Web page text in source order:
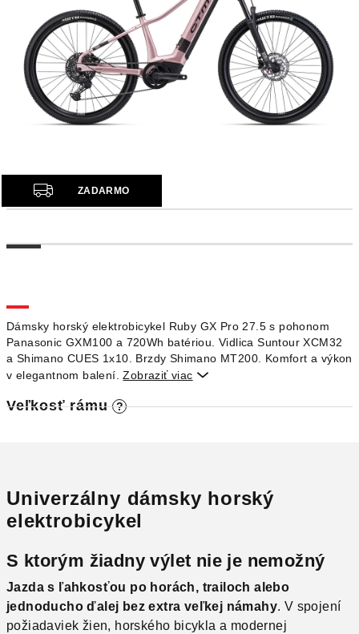
Dámsky horský elektrobicykel Ruby GX Pro 27.5 s pohonom
Panasonic GXM100 a 720Wh batériou. Vidlica Suntour XCM32
a Shimano CUES 1x10. Brzdy Shimano MT200. Komfort a výkon
v elegantnom balení.Zobraziť viac 
Veľkosť rámu ?
Z
A
A
ZADARMO
Univerzálny dámsky horský
elektrobicykel
S ktorým žiadny výlet nie je nemožný
Jazda s ľahkosťou po horách, trailoch alebo
jednoducho ďalej bez extra veľkej námahy. V spojení
požiadaviek žien, horského bicykla a modernej